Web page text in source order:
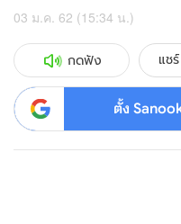
03 ม.ค. 62 (15:34 น.)
กดฟัง แชร์
ตั้ง